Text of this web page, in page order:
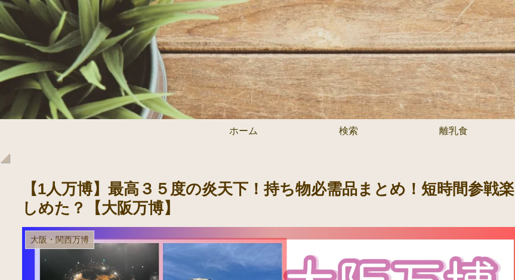
ホーム 検索 離乳食
【1人万博】最高３５度の炎天下！持ち物必需品まとめ！短時間参戦楽
しめた？【大阪万博】
大阪・関西万博